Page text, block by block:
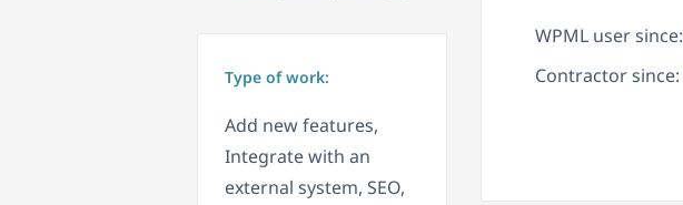
Type of work:
Add new features,
Integrate with an
external system, SEO,
WPML user since:
Contractor since: